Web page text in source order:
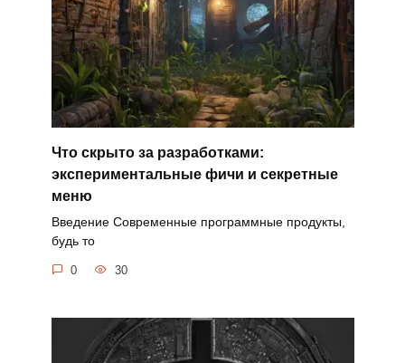
Что скрыто за разработками:
экспериментальные фичи и секретные
меню
Введение Современные программные продукты,
будь то
0 30